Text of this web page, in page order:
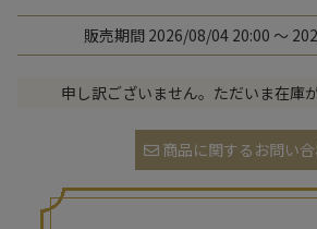
販売期間 2026/08/04 20:00 〜
申し訳ございません。ただいま在庫
商品に関するお問い